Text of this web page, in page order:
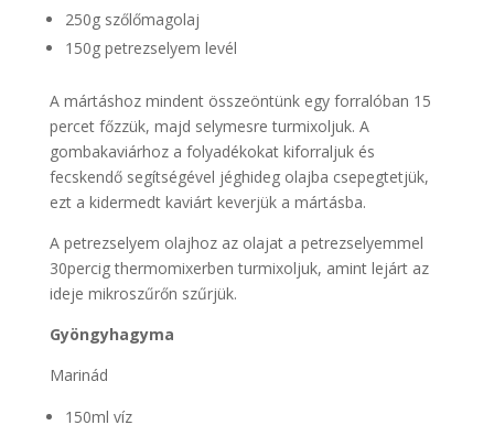
250g szőlőmagolaj
150g petrezselyem levél
A mártáshoz mindent összeöntünk egy forralóban 15
percet főzzük, majd selymesre turmixoljuk. A
gombakaviárhoz a folyadékokat kiforraljuk és
fecskendő segítségével jéghideg olajba csepegtetjük,
ezt a kidermedt kaviárt keverjük a mártásba.
A petrezselyem olajhoz az olajat a petrezselyemmel
30percig thermomixerben turmixoljuk, amint lejárt az
ideje mikroszűrőn szűrjük.
Gyöngyhagyma
Marinád
150ml víz